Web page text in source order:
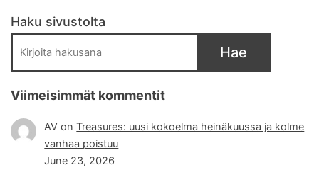
Haku sivustolta
Hae
Viimeisimmät kommentit
AV onTreasures: uusi kokoelma heinäkuussa ja kolme
vanhaa poistuu
June 23, 2026